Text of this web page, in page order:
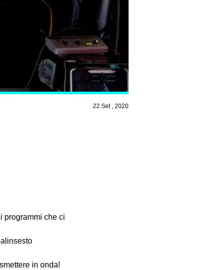
22 Set , 2020
programmi che ci
in onda!